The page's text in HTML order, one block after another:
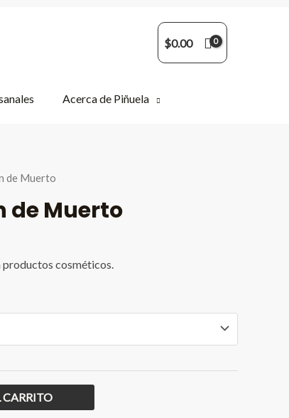
$0.00
Acerca de Piñuela
de Muerto
de Muerto
cosméticos.